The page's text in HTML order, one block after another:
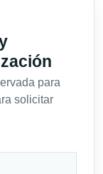
para
solicitar